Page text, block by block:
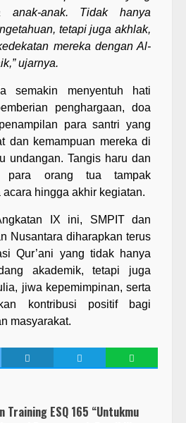
anak. Tidak hanya
tetapi juga akhlak,
mereka dengan Al-
ujarnya.
semakin menyentuh hati
penghargaan, doa
para santri yang
dan kemampuan mereka di
undangan. Tangis haru dan
para orang tua tampak
hingga akhir kegiatan.
IX ini, SMPIT dan
Nusantara diharapkan terus
Qur’ani yang tidak hanya
akademik, tetapi juga
jiwa kepemimpinan, serta
kontribusi positif bagi
masyarakat.
Training ESQ 165 “Untukmu